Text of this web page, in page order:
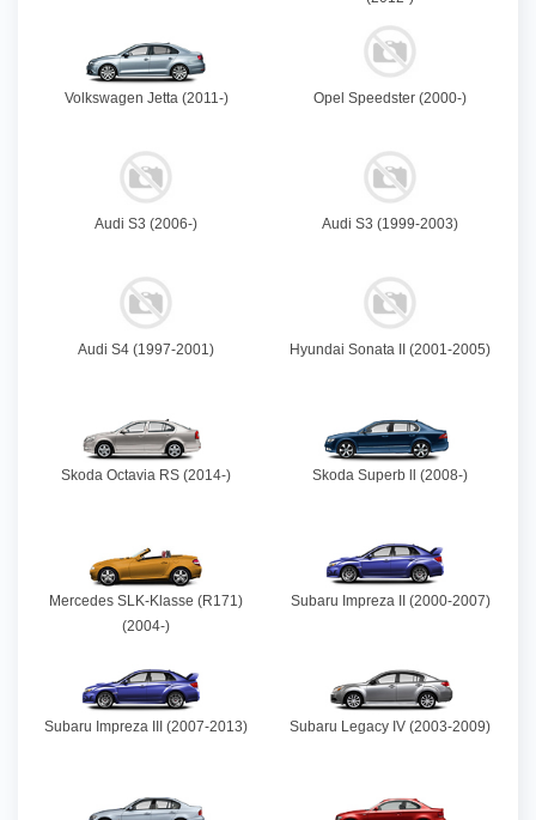
Volkswagen Jetta (2011-) Opel Speedster (2000-)
Audi S3 (2006-) Audi S3 (1999-2003)
Audi S4 (1997-2001) Hyundai Sonata II (2001-2005)
Skoda Octavia RS (2014-) Skoda Superb ll (2008-)
Mercedes SLK-Klasse (R171)
(2004-)
Subaru Impreza II (2000-2007)
Subaru Impreza III (2007-2013) Subaru Legacy IV (2003-2009)